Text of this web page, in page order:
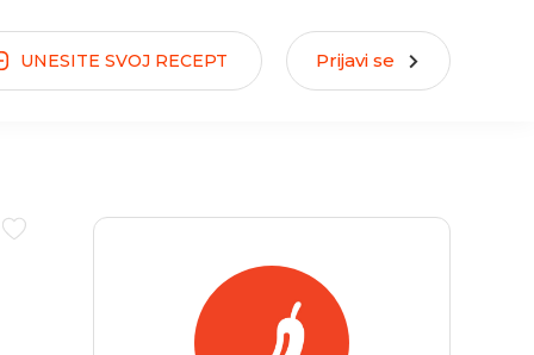
UNESITE SVOJ RECEPT Prijavi se